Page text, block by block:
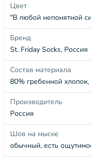
Цвет
"В любой непонятной
Бренд
St. Friday Socks, Россия
Состав материала
80% гребенной
Производитель
Россия
Шов на мыске
обычный, есть